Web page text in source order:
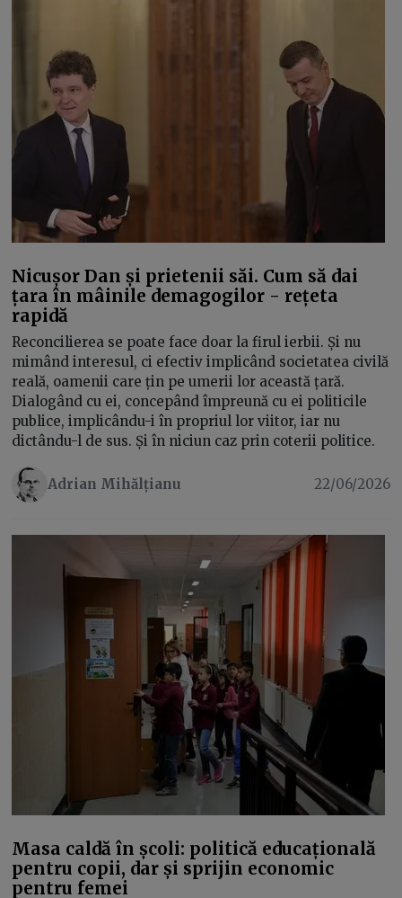
Nicușor Dan și prietenii săi. Cum să dai
țara în mâinile demagogilor - rețeta
rapidă
Reconcilierea se poate face doar la firul ierbii. Și nu
mimând interesul, ci efectiv implicând societatea civilă
reală, oamenii care țin pe umerii lor această țară.
Dialogând cu ei, concepând împreună cu ei politicile
publice, implicându-i în propriul lor viitor, iar nu
dictându-l de sus. Și în niciun caz prin coterii politice.
Adrian Mihălțianu 22/06/2026
Masa caldă în școli: politică educațională
pentru copii, dar și sprijin economic
pentru femei